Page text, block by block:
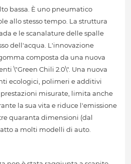
bassa. È uno pneumatico
allo stesso tempo. La struttura
e le scanalature delle spalle
dell'acqua. L'innovazione
composta da una nuova
\"Green Chili 2.0\". Una nuova
ecologici, polimeri e additivi
misurate, limita anche
la sua vita e riduce l'emissione
quaranta dimensioni (dal
a molti modelli di auto.